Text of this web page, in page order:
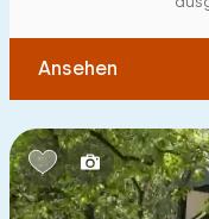
1 2
Zu öffentlichen
0,2 0,5 1
Ansehen